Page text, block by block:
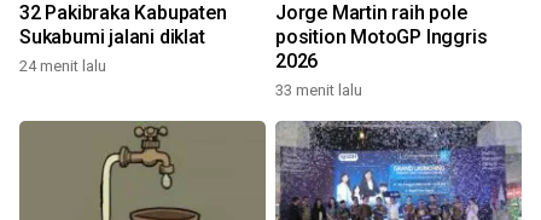
32 Pakibraka Kabupaten
Sukabumi jalani diklat
24 menit lalu
Jorge Martin raih pole
position MotoGP Inggris
2026
33 menit lalu